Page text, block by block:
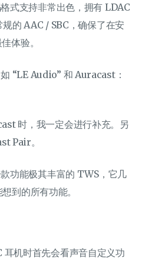
式支持非常出色，拥有 LDAC
的 AAC / SBC，确保了在安
体验。
“LE Audio” 和 Auracast：
时，我一定会进行补充。另
Pair。
功能极其丰富的 TWS，它几
到的所有功能。
机时首先会看声音自定义功